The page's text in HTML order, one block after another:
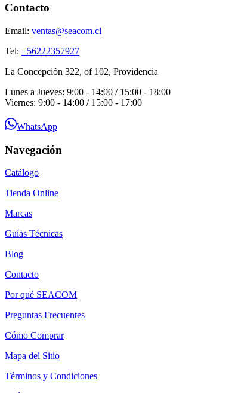
Contacto
Email: ventas@seacom.cl
Tel: +56222357927
La Concepción 322, of 102, Providencia
Lunes a Jueves: 9:00 - 14:00 / 15:00 - 18:00
Viernes: 9:00 - 14:00 / 15:00 - 17:00
WhatsApp
Navegación
Catálogo
Tienda Online
Marcas
Guías Técnicas
Blog
Contacto
Por qué SEACOM
Preguntas Frecuentes
Cómo Comprar
Mapa del Sitio
Términos y Condiciones